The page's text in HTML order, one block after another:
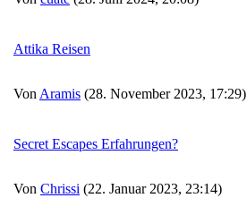
Attika Reisen
Von Aramis (28. November 2023, 17:29)
Secret Escapes Erfahrungen?
Von Chrissi (22. Januar 2023, 23:14)